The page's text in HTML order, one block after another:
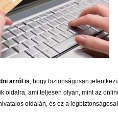
arról is, hogy biztonságosan
oldalra, ami teljesen olyan, mint az
oldalán, és ez a